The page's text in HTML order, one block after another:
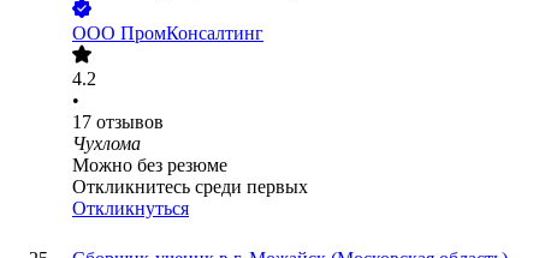
ООО ПромКонсалтинг
4.2
•
17 отзывов
Чухлома
Можно без резюме
Откликнитесь среди первых
Откликнуться